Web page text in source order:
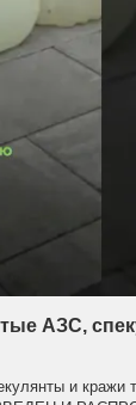
АЗС,
и кражи